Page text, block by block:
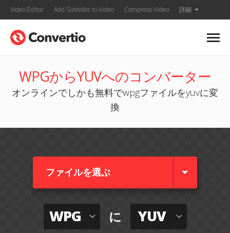
Video Editor Add Subtitles to Video Compress Video 詳細
WPGからYUVへのコンバーター
オンラインでしかも無料でwpgファイルをyuvに変
換
ファイルを選ぶ
WPG に YUV